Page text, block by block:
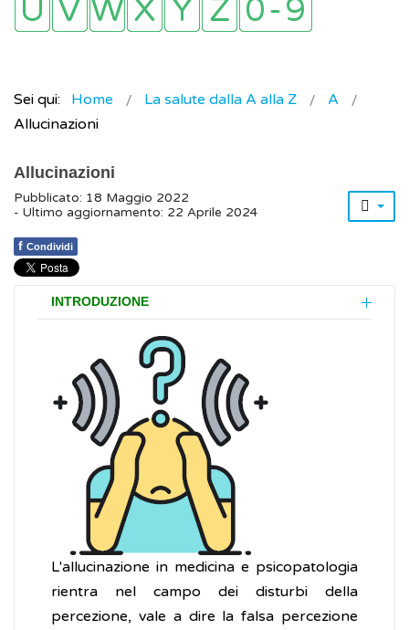
Sei qui: Home La salute dalla A alla Z
A
Allucinazioni
Allucinazioni
Pubblicato: 18 Maggio 2022
- Ultimo aggiornamento: 22 Aprile 2024
f Condividi
INTRODUZIONE
L'allucinazione in medicina e psicopatologia
rientra nel campo dei disturbi della
percezione, vale a dire la falsa percezione